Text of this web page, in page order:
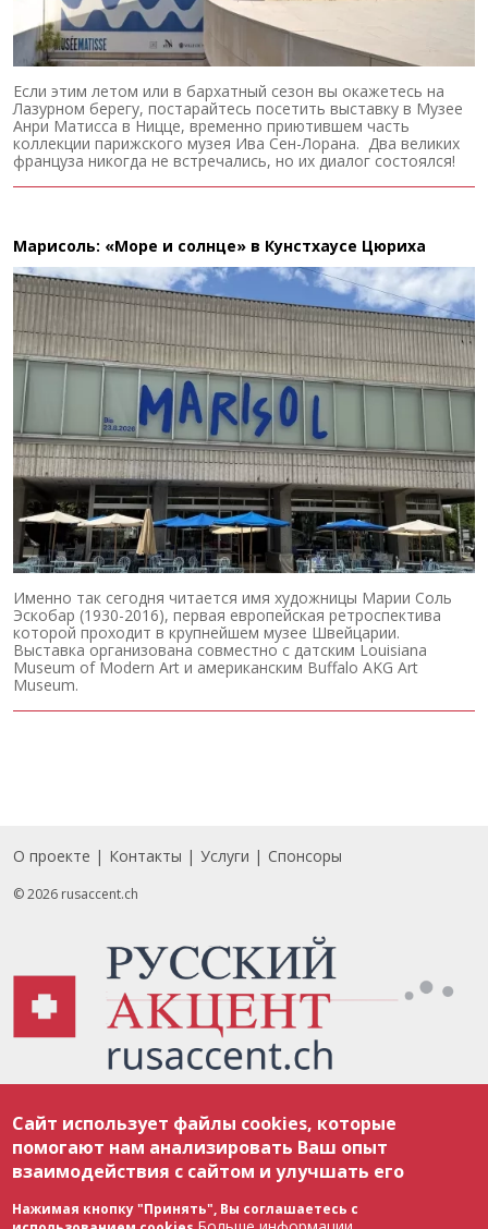
Если этим летом или в бархатный сезон вы окажетесь на
Лазурном берегу, постарайтесь посетить выставку в Музее
Анри Матисса в Ницце, временно приютившем часть
коллекции парижского музея Ива Сен-Лорана. Два великих
француза никогда не встречались, но их диалог состоялся!
Марисоль: «Море и солнце» в Кунстхаусе Цюриха
Именно так сегодня читается имя художницы Марии Соль
Эскобар (1930-2016), первая европейская ретроспектива
которой проходит в крупнейшем музее Швейцарии.
Выставка организована совместно с датским Louisiana
Museum of Modern Art и американским Buffalo AKG Art
Museum.
Footer
О проекте Контакты Услуги Спонсоры
© 2026 rusaccent.ch
соответствии с законодательством Швейцарии об авторском праве и
международными соглашениями. Полное или частичное использование
материалов возможно только с разрешения редакции. В случае полного
или частичного воспроизведения материалов сайта rusaccent.ch,
ОБЯЗАТЕЛЬНА АКТИВНАЯ ГИПЕРССЫЛКА на конкретный заимствованный
текст. Фотоизображения, размещенные редакцией rusaccent.ch, являются
ее исключительной собственностью. Полное или частичное
Сайт использует файлы cookies, которые
помогают нам анализировать Ваш опыт
взаимодействия с сайтом и улучшать его
Нажимая кнопку "Принять", Вы соглашаетесь с